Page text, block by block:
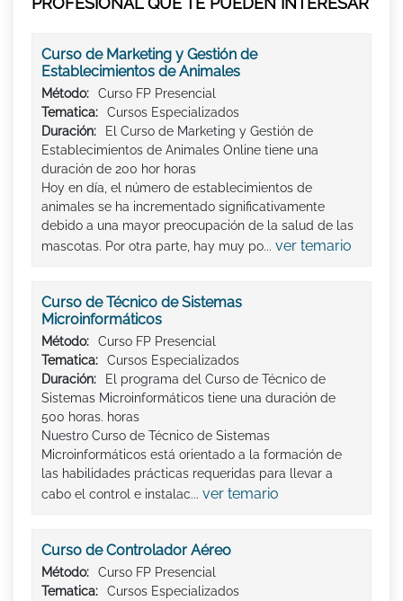
Curso de Marketing y Gestión de
Establecimientos de Animales
Método:
Curso FP Presencial
Tematica:
Cursos Especializados
Duración:
El Curso de Marketing y Gestión de
Establecimientos de Animales Online tiene una
duración de 200 hor horas
Hoy en día, el número de establecimientos de
animales se ha incrementado significativamente
debido a una mayor preocupación de la salud de las
mascotas. Por otra parte, hay muy po... ver temario
Curso de Técnico de Sistemas
Microinformáticos
Método:
Curso FP Presencial
Tematica:
Cursos Especializados
Duración:
El programa del Curso de Técnico de
Sistemas Microinformáticos tiene una duración de
500 horas. horas
Nuestro Curso de Técnico de Sistemas
Microinformáticos está orientado a la formación de
las habilidades prácticas requeridas para llevar a
cabo el control e instalac... ver temario
Curso de Controlador Aéreo
Método:
Curso FP Presencial
Tematica:
Cursos Especializados